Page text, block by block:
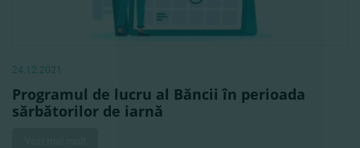
24.12.2021
Programul de lucru al Băncii în perioada
sărbătorilor de iarnă